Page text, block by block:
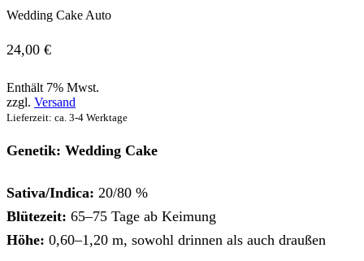
Wedding Cake Auto
24,00 €
Enthält 7% Mwst.
zzgl. Versand
Lieferzeit: ca. 3-4 Werktage
Genetik: Wedding Cake
Sativa/Indica: 20/80 %
Blütezeit: 65–75 Tage ab Keimung
Höhe: 0,60–1,20 m, sowohl drinnen als auch draußen